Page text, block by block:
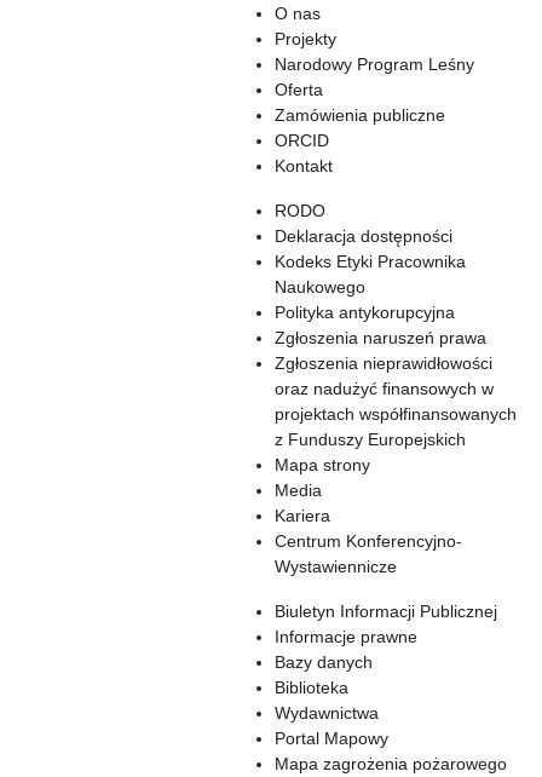
O nas
Projekty
Narodowy Program Leśny
Oferta
Zamówienia publiczne
ORCID
Kontakt
RODO
Deklaracja dostępności
Kodeks Etyki Pracownika
Naukowego
Polityka antykorupcyjna
Zgłoszenia naruszeń prawa
Zgłoszenia nieprawidłowości
oraz nadużyć finansowych w
projektach współfinansowanych
z Funduszy Europejskich
Mapa strony
Media
Kariera
Centrum Konferencyjno-
Wystawiennicze
Biuletyn Informacji Publicznej
Informacje prawne
Bazy danych
Biblioteka
Wydawnictwa
Portal Mapowy
Mapa zagrożenia pożarowego